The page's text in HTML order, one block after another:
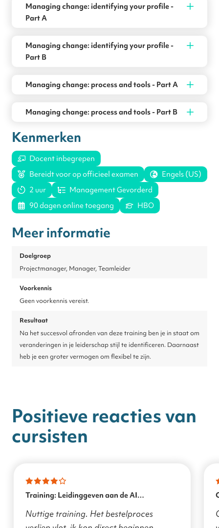
Managing change: identifying your profile -
Part A
Managing change: identifying your profile -
Part B
Managing change: process and tools - Part A
Managing change: process and tools - Part B
Kenmerken
Docent inbegrepen
Bereidt voor op officieel examen
Engels (US)
2 uur
Management Gevorderd
90 dagen online toegang
HBO
Meer informatie
Doelgroep
Projectmanager, Manager, Teamleider
Voorkennis
Geen voorkennis vereist.
Resultaat
Na het succesvol afronden van deze training ben je in staat om
veranderingen in je leiderschap stijl te identificeren. Daarnaast
heb je een groter vermogen om flexibel te zijn.
Positieve reacties van
cursisten
Training: Leidinggeven aan de AI
Nuttige training. Het bestelproces